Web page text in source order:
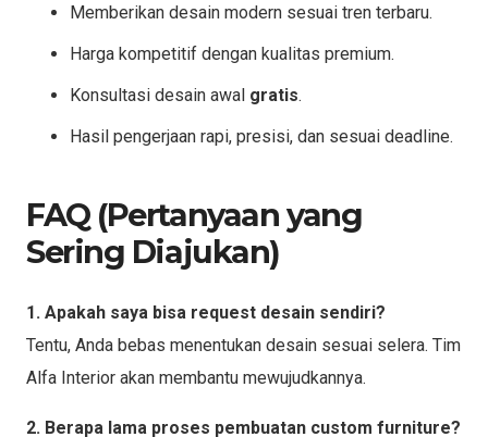
Memberikan desain modern sesuai tren terbaru.
Harga kompetitif dengan kualitas premium.
Konsultasi desain awal gratis.
Hasil pengerjaan rapi, presisi, dan sesuai deadline.
FAQ (Pertanyaan yang
Sering Diajukan)
1. Apakah saya bisa request desain sendiri?
Tentu, Anda bebas menentukan desain sesuai selera. Tim
Alfa Interior akan membantu mewujudkannya.
2. Berapa lama proses pembuatan custom furniture?